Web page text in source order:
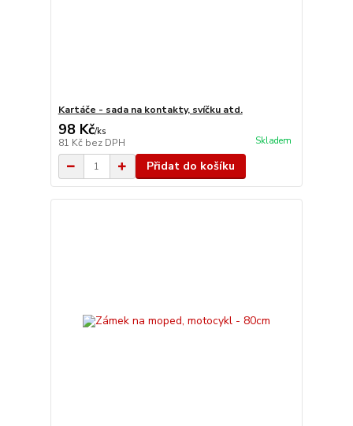
Kartáče - sada na kontakty, svíčku atd.
98 Kč/ks
81 Kč bez DPH Skladem
Přidat do košíku